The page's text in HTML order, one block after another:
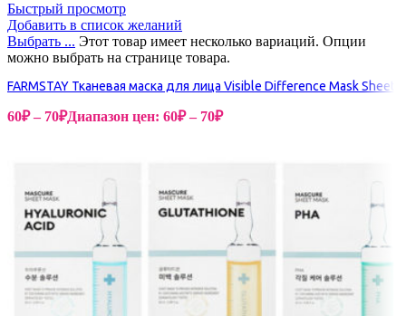
Быстрый просмотр
Добавить в список желаний
Выбрать ... Этот товар имеет несколько вариаций. Опции
можно выбрать на странице товара.
FARMSTAY Тканевая маска для лица Visible Difference Mask Sheet
60₽ – 70₽Диапазон цен: 60₽ – 70₽